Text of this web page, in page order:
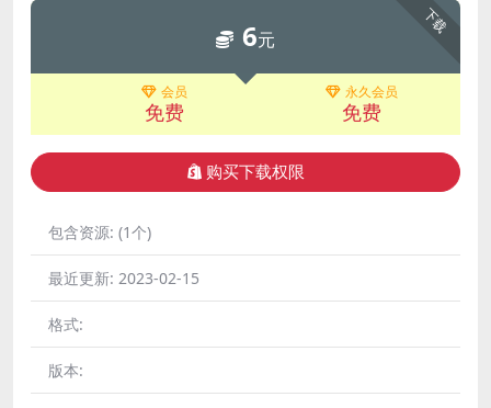
下载
6元
会员
免费
永久会员
免费
购买下载权限
包含资源: (1个)
最近更新: 2023-02-15
格式:
版本: